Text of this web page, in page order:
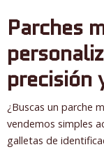
Parches
precisión
¿Buscas un parche
vendemos simples
galletas de